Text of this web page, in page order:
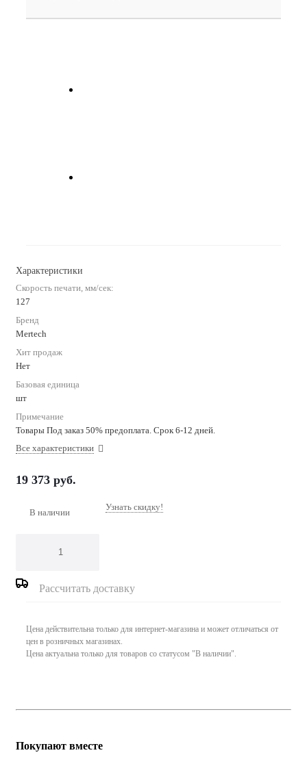
Характеристики
Скорость печати, мм/сек:
127
Бренд
Mertech
Хит продаж
Нет
Базовая единица
шт
Примечание
Товары Под заказ 50% предоплата. Срок 6-12 дней.
Все характеристики
19 373 руб.
В наличии Узнать скидку!
Рассчитать доставку
Цена действительна только для интернет-магазина и может отличаться от
цен в розничных магазинах.
Цена актуальна только для товаров со статусом "В наличии".
Покупают вместе